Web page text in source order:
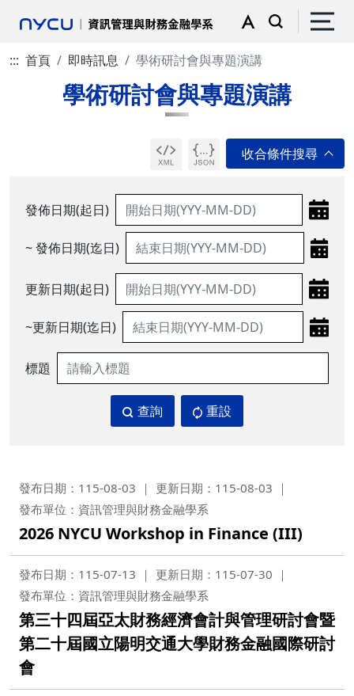
::: 首頁 即時訊息 學術研討會與專題演講
學術研討會與專題演講
發佈日期(起日)
~ 發佈日期(迄日)
更新日期(起日)
~更新日期(迄日)
標題
查詢 重設
發布日期：115-08-03
更新日期：115-08-03
發布單位：資訊管理與財務金融學系
2026 NYCU Workshop in Finance (III)
發布日期：115-07-13
更新日期：115-07-30
發布單位：資訊管理與財務金融學系
第三十四屆亞太財務經濟會計與管理研討會暨
第二十屆國立陽明交通大學財務金融國際研討
會